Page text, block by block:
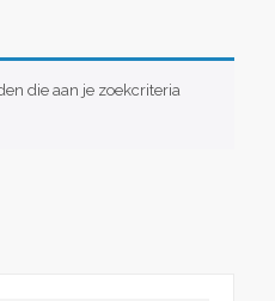
die aan je zoekcriteria